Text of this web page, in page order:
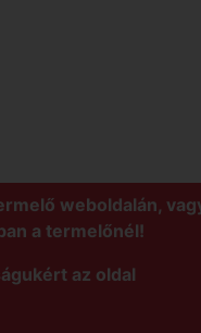
weboldalán,
a termelőnél!
az oldal